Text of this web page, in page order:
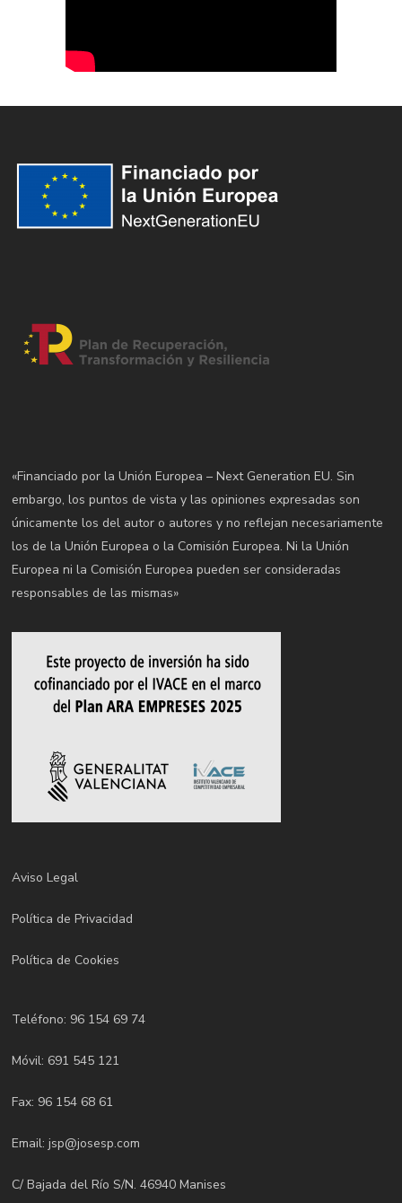
«Financiado por la Unión Europea – Next Generation EU. Sin
embargo, los puntos de vista y las opiniones expresadas son
únicamente los del autor o autores y no reflejan necesariamente
los de la Unión Europea o la Comisión Europea. Ni la Unión
Europea ni la Comisión Europea pueden ser consideradas
responsables de las mismas»
Aviso Legal
Política de Privacidad
Política de Cookies
Teléfono: 96 154 69 74
Móvil: 691 545 121
Fax: 96 154 68 61
Email:jsp@josesp.com
C/ Bajada del Río S/N. 46940 Manises